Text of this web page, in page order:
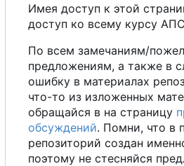
Имея доступ к этой
доступ ко всему курсу
По всем замечаниям/
предложениям, а также в
ошибку в материалах
что-то из изложенных
обращайся в на страницу
обсуждений. Помни, что в
репозиторий создан
поэтому не стесняйся